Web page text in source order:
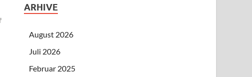
ARHIVE
August 2026
Juli 2026
Februar 2025